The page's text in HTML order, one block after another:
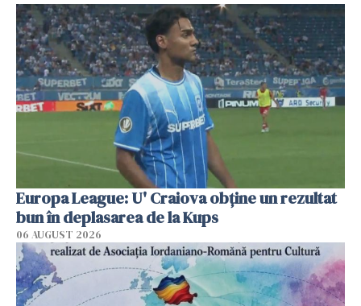
Europa League: U' Craiova obține un rezultat
bun în deplasarea de la Kups
06 AUGUST 2026